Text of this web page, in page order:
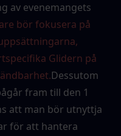
av evenemangets
bör fokusera på
Glidern på
Dessutom
fram till den 1
att man bör utnyttja
för att hantera